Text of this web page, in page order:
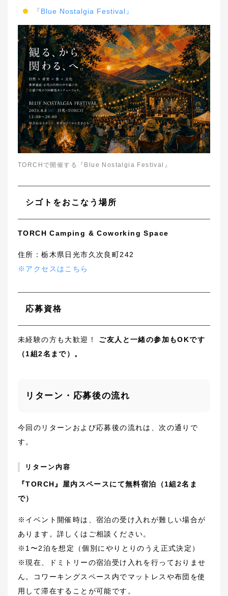
『Blue Nostalgia Festival』
TORCHで開催する『Blue Nostalgia Festival』
シゴトをおこなう場所
TORCH Camping & Coworking Space
住所：栃木県日光市久次良町242
※アクセスはこちら
応募資格
未経験の方も大歓迎！ ご友人と一緒の参加もOKです
（1組2名まで）。
リターン・応募後の流れ
今回のリターンおよび応募後の流れは、次の通りで
す。
リターン内容
『TORCH』屋内スペースにて無料宿泊（1組2名ま
で）
※イベント開催時は、宿泊の受け入れが難しい場合が
あります。詳しくはご相談ください。
※1〜2泊を想定（個別にやりとりのうえ正式決定）
※現在、ドミトリーの宿泊受け入れを行っておりませ
ん。コワーキングスペース内でマットレスや布団を使
用して滞在することが可能です。